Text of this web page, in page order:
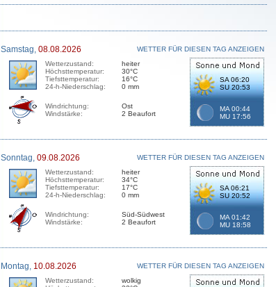
Samstag, 08.08.2026
WETTER FÜR DIESEN TAG ANZEIGEN
Wetterzustand:
Höchsttemperatur:
Tiefsttemperatur:
24-h-Niederschlag:
heiter
30°C
16°C
0 mm
SA 06:20
SU 20:53
MA 00:44
MU 17:56
Windrichtung:
Windstärke:
Ost
2 Beaufort
Sonntag, 09.08.2026
WETTER FÜR DIESEN TAG ANZEIGEN
Wetterzustand:
Höchsttemperatur:
Tiefsttemperatur:
24-h-Niederschlag:
heiter
34°C
17°C
0 mm
SA 06:21
SU 20:52
MA 01:42
MU 18:58
Windrichtung:
Windstärke:
Süd-Südwest
2 Beaufort
Montag, 10.08.2026
WETTER FÜR DIESEN TAG ANZEIGEN
Wetterzustand:
wolkig